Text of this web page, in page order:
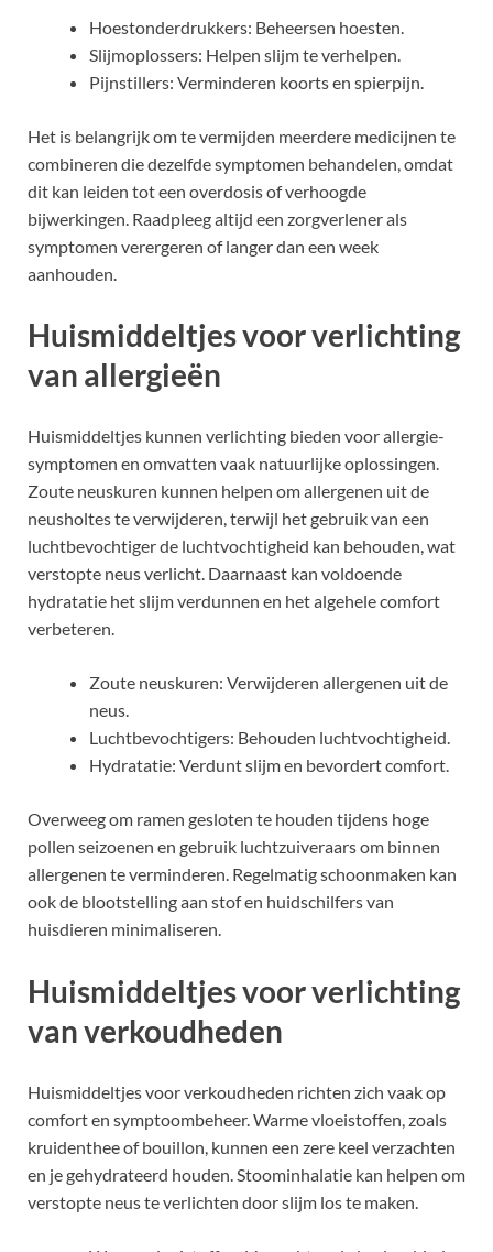
Hoestonderdrukkers: Beheersen hoesten.
Slijmoplossers: Helpen slijm te verhelpen.
Pijnstillers: Verminderen koorts en spierpijn.
Het is belangrijk om te vermijden meerdere medicijnen te
combineren die dezelfde symptomen behandelen, omdat
dit kan leiden tot een overdosis of verhoogde
bijwerkingen. Raadpleeg altijd een zorgverlener als
symptomen verergeren of langer dan een week
aanhouden.
Huismiddeltjes voor verlichting
van allergieën
Huismiddeltjes kunnen verlichting bieden voor allergie-
symptomen en omvatten vaak natuurlijke oplossingen.
Zoute neuskuren kunnen helpen om allergenen uit de
neusholtes te verwijderen, terwijl het gebruik van een
luchtbevochtiger de luchtvochtigheid kan behouden, wat
verstopte neus verlicht. Daarnaast kan voldoende
hydratatie het slijm verdunnen en het algehele comfort
verbeteren.
Zoute neuskuren: Verwijderen allergenen uit de
neus.
Luchtbevochtigers: Behouden luchtvochtigheid.
Hydratatie: Verdunt slijm en bevordert comfort.
Overweeg om ramen gesloten te houden tijdens hoge
pollen seizoenen en gebruik luchtzuiveraars om binnen
allergenen te verminderen. Regelmatig schoonmaken kan
ook de blootstelling aan stof en huidschilfers van
huisdieren minimaliseren.
Huismiddeltjes voor verlichting
van verkoudheden
Huismiddeltjes voor verkoudheden richten zich vaak op
comfort en symptoombeheer. Warme vloeistoffen, zoals
kruidenthee of bouillon, kunnen een zere keel verzachten
en je gehydrateerd houden. Stoominhalatie kan helpen om
verstopte neus te verlichten door slijm los te maken.